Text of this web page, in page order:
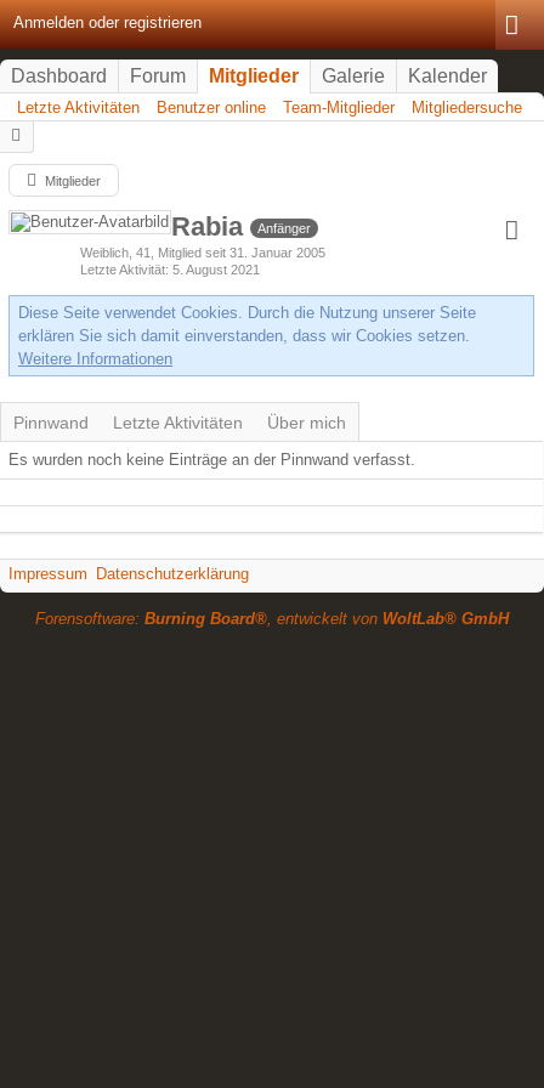
Anmelden oder registrieren
Dashboard Forum Mitglieder Galerie Kalender
Letzte Aktivitäten Benutzer online Team-Mitglieder Mitgliedersuche
Mitglieder
Rabia
Anfänger
Weiblich 41
Mitglied seit 31. Januar 2005
Letzte Aktivität 5. August 2021
Diese Seite verwendet Cookies. Durch die Nutzung unserer Seite
erklären Sie sich damit einverstanden, dass wir Cookies setzen.
Weitere Informationen
Pinnwand Letzte Aktivitäten Über mich
Es wurden noch keine Einträge an der Pinnwand verfasst.
Impressum Datenschutzerklärung
Forensoftware: Burning Board®, entwickelt von WoltLab® GmbH